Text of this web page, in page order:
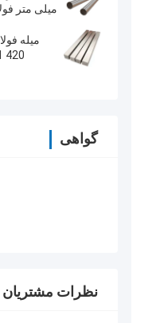
420 440C 316 201 آلیاژ روشن
گواهی
نظرات مشتریان